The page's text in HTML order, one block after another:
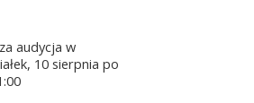
audycja w
10 sierpnia po